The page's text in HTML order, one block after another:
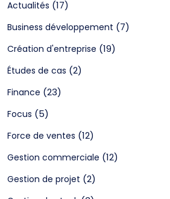
Actualités (17)
Business développement (7)
Création d'entreprise (19)
Études de cas (2)
Finance (23)
Focus (5)
Force de ventes (12)
Gestion commerciale (12)
Gestion de projet (2)